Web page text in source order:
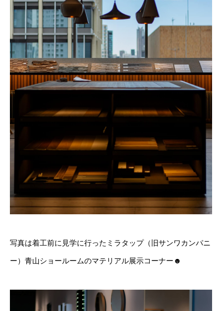
写真は着工前に見学に行ったミラタップ（旧サンワカンパニ
ー）青山ショールームのマテリアル展示コーナー☻